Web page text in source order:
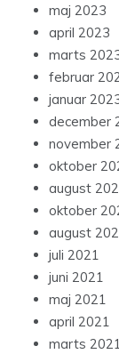
maj 2023
april 2023
marts
februar
januar
december
november
oktober
august
oktober
august
juli 2021
juni 2021
maj 2021
april 2021
marts